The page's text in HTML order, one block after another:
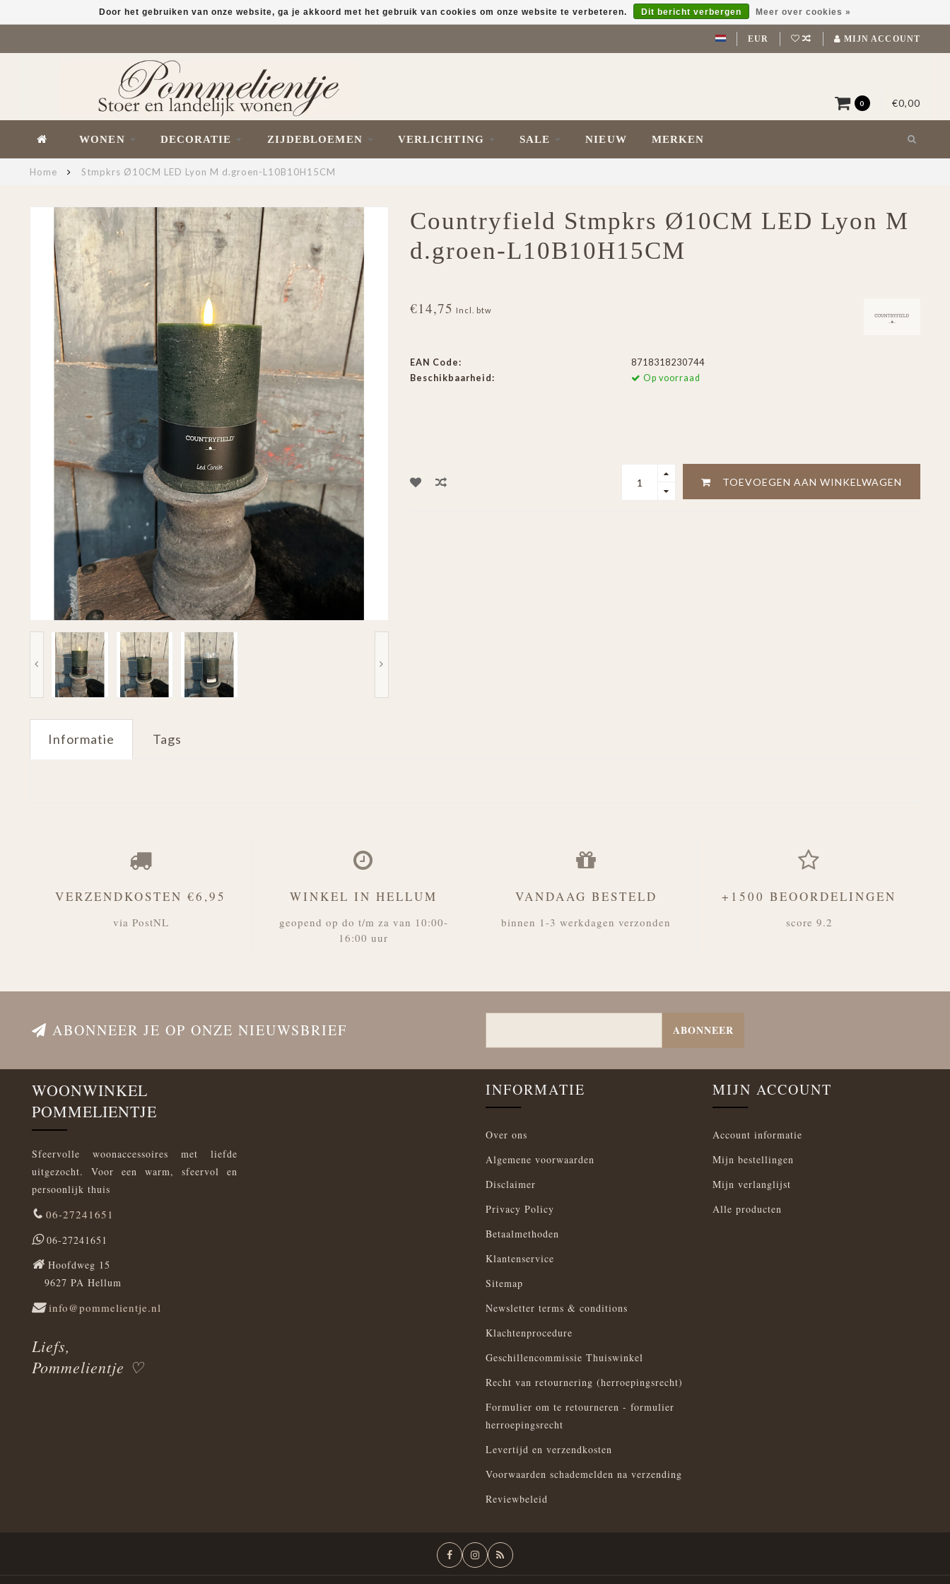
EUR MIJN ACCOUNT
0 €0,00
WONEN DECORATIE ZIJDEBLOEMEN VERLICHTING SALE NIEUW MERKEN
Home Stmpkrs Ø10CM LED Lyon M d.groen-L10B10H15CM
Countryfield Stmpkrs Ø10CM LED Lyon M
d.groen-L10B10H15CM
€14,75 Incl. btw
EAN Code:
8718318230744
Beschikbaarheid:
Op voorraad
TOEVOEGEN AAN WINKELWAGEN
Informatie Tags
Door het gebruiken van onze website, ga je akkoord met het gebruik van cookies om onze website te verbeteren. Dit bericht verbergen Meer over cookies »
VERZENDKOSTEN €6,95
via PostNL
WINKEL IN HELLUM
geopend op do t/m za van 10:00-
16:00 uur
VANDAAG BESTELD
binnen 1-3 werkdagen verzonden
+1500 BEOORDELINGEN
score 9.2
ABONNEER JE OP ONZE NIEUWSBRIEF ABONNEER
WOONWINKEL
POMMELIENTJE
Sfeervolle woonaccessoires met liefde
uitgezocht. Voor een warm, sfeervol en
persoonlijk thuis
06-27241651
06-27241651
Hoofdweg 15
9627 PA Hellum
info@pommelientje.nl
Liefs,
Pommelientje ♡
INFORMATIE
Over ons
Algemene voorwaarden
Disclaimer
Privacy Policy
Betaalmethoden
Klantenservice
Sitemap
Newsletter terms & conditions
Klachtenprocedure
Geschillencommissie Thuiswinkel
Recht van retournering (herroepingsrecht)
Formulier om te retourneren - formulier
herroepingsrecht
Levertijd en verzendkosten
Voorwaarden schademelden na verzending
Reviewbeleid
MIJN ACCOUNT
Account informatie
Mijn bestellingen
Mijn verlanglijst
Alle producten